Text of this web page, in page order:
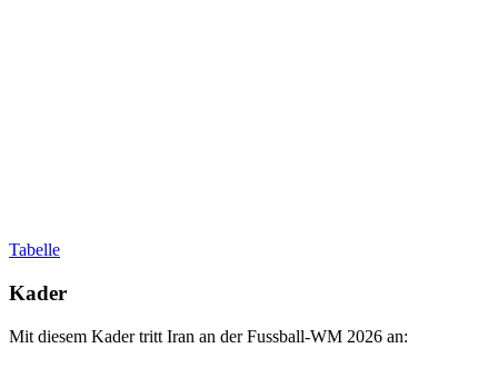
Tabelle
Kader
Mit diesem Kader tritt Iran an der Fussball-WM 2026 an: